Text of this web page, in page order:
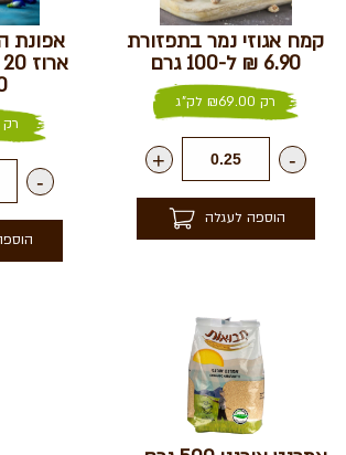
קמח אגוזי נמר בתפזורת
6.90 ₪ ל-100 גרם
רק ₪69.00 לק"ג
-
+
הוספה לעגלה
אפונת
רק
-